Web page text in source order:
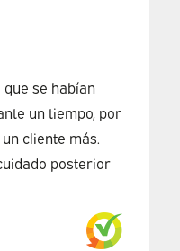
se habían
un tiempo, por
cliente más.
posterior